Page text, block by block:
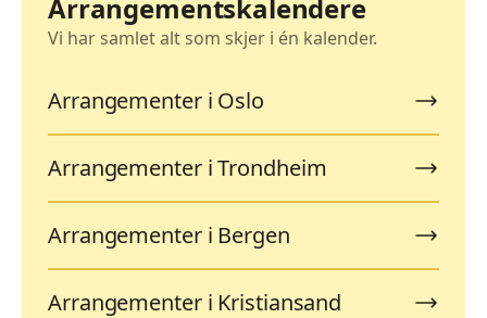
Arrangementskalendere
Vi har samlet alt som skjer i én kalender.
Arrangementer i Oslo
Arrangementer i Trondheim
Arrangementer i Bergen
Arrangementer i Kristiansand